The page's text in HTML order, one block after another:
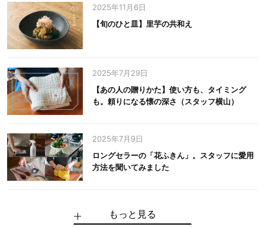
2025年11月6日
【旬のひと皿】里芋の共和え
2025年7月29日
【あの人の贈りかた】使い方も、タイミング
も。頼りになる懐の深さ（スタッフ横山）
2025年7月9日
ロングセラーの「花ふきん」。スタッフに愛用
方法を聞いてみました
手仕事だからできる“いいもの”を作り続ける。
麻の老舗が届けたい、麻の魅力をのせた衣「中
中川政七商店の謎を解く、6つの問いと1つの答
100年先の日本に工芸があるように。中川政七
中川政七商店スタッフが綴る「今日も、土鍋ま
【わたしの好きなもの】素麺だけじゃもったい
もっと見る